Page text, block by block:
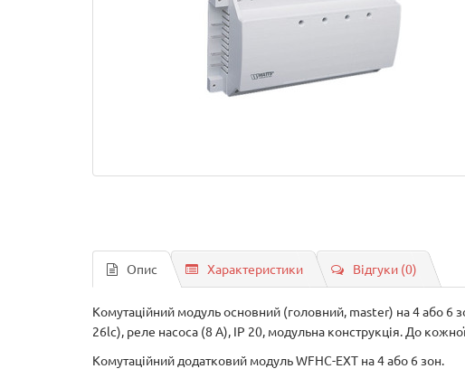
Опис Характеристики Відгуки (0)
Комутаційний модуль основний (головний, master) на 4 або 6
26lc), реле насоса (8 A), IP 20, модульна конструкція. До
Комутаційний додатковий модуль WFHC-EXT на 4 або 6 зон.